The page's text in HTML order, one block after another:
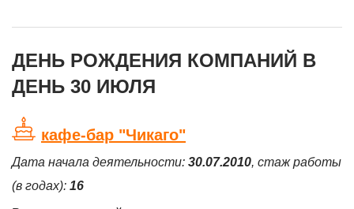
ДЕНЬ РОЖДЕНИЯ КОМПАНИЙ В
ДЕНЬ 30 ИЮЛЯ
кафе-бар "Чикаго"
Дата начала деятельности: 30.07.2010, стаж работы
(в годах): 16